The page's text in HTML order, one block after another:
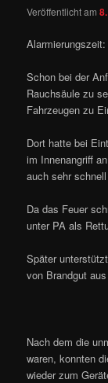
Veröffentlicht am
Schon bei der
Rauchsäule zu
Fahrzeugen zu
Dort hatte bei
im Innenangriff
auch sehr
Da das Feuer
unter PA als
Später
von Brandgut
Nach dem die
waren, konnten
wieder zum